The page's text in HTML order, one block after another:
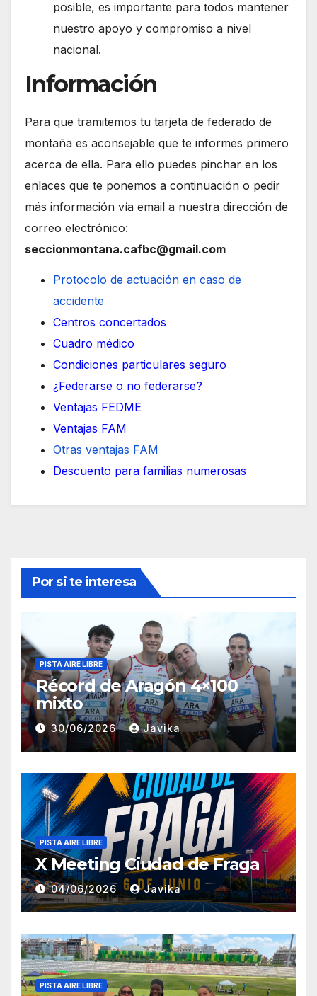
posible, es importante para todos mantener
nuestro apoyo y compromiso a nivel
nacional.
Información
Para que tramitemos tu tarjeta de federado de
montaña es aconsejable que te informes primero
acerca de ella. Para ello puedes pinchar en los
enlaces que te ponemos a continuación o pedir
más información vía email a nuestra dirección de
correo electrónico:
seccionmontana.cafbc@gmail.com
Protocolo de actuación en caso de
accidente
Centros concertados
Cuadro médico
Condiciones particulares seguro
¿Federarse o no federarse?
Ventajas FEDME
Ventajas FAM
Otras ventajas FAM
Descuento para familias numerosas
Por si te interesa
PISTA AIRE LIBRE
Récord de Aragón 4×100
mixto
30/06/2026 Javika
PISTA AIRE LIBRE
X Meeting Ciudad de Fraga
04/06/2026 Javika
PISTA AIRE LIBRE